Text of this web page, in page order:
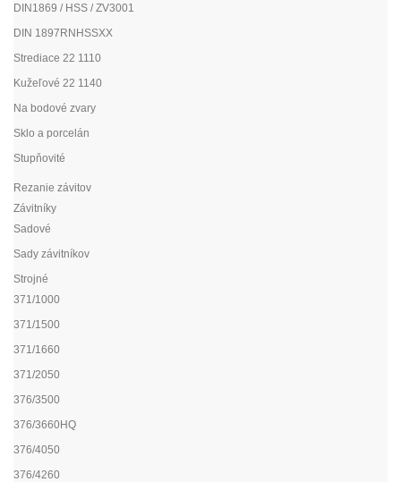
DIN1869 / HSS / ZV3001
DIN 1897RNHSSXX
Strediace 22 1110
Kužeľové 22 1140
Na bodové zvary
Sklo a porcelán
Stupňovité
Rezanie závitov
Závitníky
Sadové
Sady závitníkov
Strojné
371/1000
371/1500
371/1660
371/2050
376/3500
376/3660HQ
376/4050
376/4260